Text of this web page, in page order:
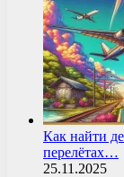
Как найти
перелётах…
25.11.2025